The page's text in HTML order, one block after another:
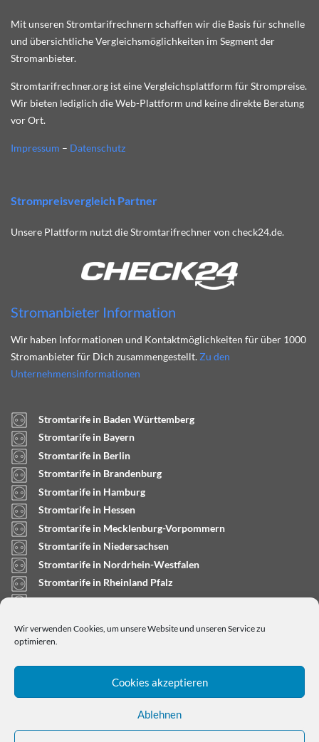
Wir verwenden Cookies, um unsere Website und unseren Service zu
optimieren.
Cookies akzeptieren
Ablehnen
Mit unseren Stromtarifrechnern schaffen wir die Basis für schnelle
und übersichtliche Vergleichsmöglichkeiten im Segment der
Stromanbieter.
Stromtarifrechner.org ist eine Vergleichsplattform für Strompreise.
Wir bieten lediglich die Web-Plattform und keine direkte Beratung
vor Ort.
Impressum – Datenschutz
Strompreisvergleich Partner
Unsere Plattform nutzt die Stromtarifrechner von check24.de.
Stromanbieter Information
Wir haben Informationen und Kontaktmöglichkeiten für über 1000
Stromanbieter für Dich zusammengestellt. Zu den
Unternehmensinformationen
Stromtarife in Baden Württemberg
Stromtarife in Bayern
Stromtarife in Berlin
Stromtarife in Brandenburg
Stromtarife in Hamburg
Stromtarife in Hessen
Stromtarife in Mecklenburg-Vorpommern
Stromtarife in Niedersachsen
Stromtarife in Nordrhein-Westfalen
Stromtarife in Rheinland Pfalz
Stromtarife in Saarland
Stromtarife in Schleswig-Holstein